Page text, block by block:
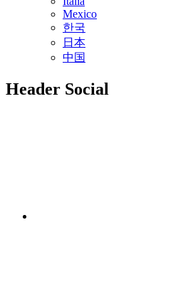
Mexico
한국
日本
中国
Header Social